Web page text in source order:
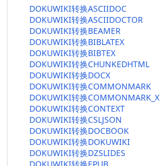
DOKUWIKI转换ASCIIDOC
DOKUWIKI转换ASCIIDOCTOR
DOKUWIKI转换BEAMER
DOKUWIKI转换BIBLATEX
DOKUWIKI转换BIBTEX
DOKUWIKI转换CHUNKEDHTML
DOKUWIKI转换DOCX
DOKUWIKI转换COMMONMARK
DOKUWIKI转换COMMONMARK_X
DOKUWIKI转换CONTEXT
DOKUWIKI转换CSLJSON
DOKUWIKI转换DOCBOOK
DOKUWIKI转换DOKUWIKI
DOKUWIKI转换DZSLIDES